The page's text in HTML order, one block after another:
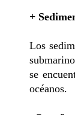
+
Los
se
océanos.